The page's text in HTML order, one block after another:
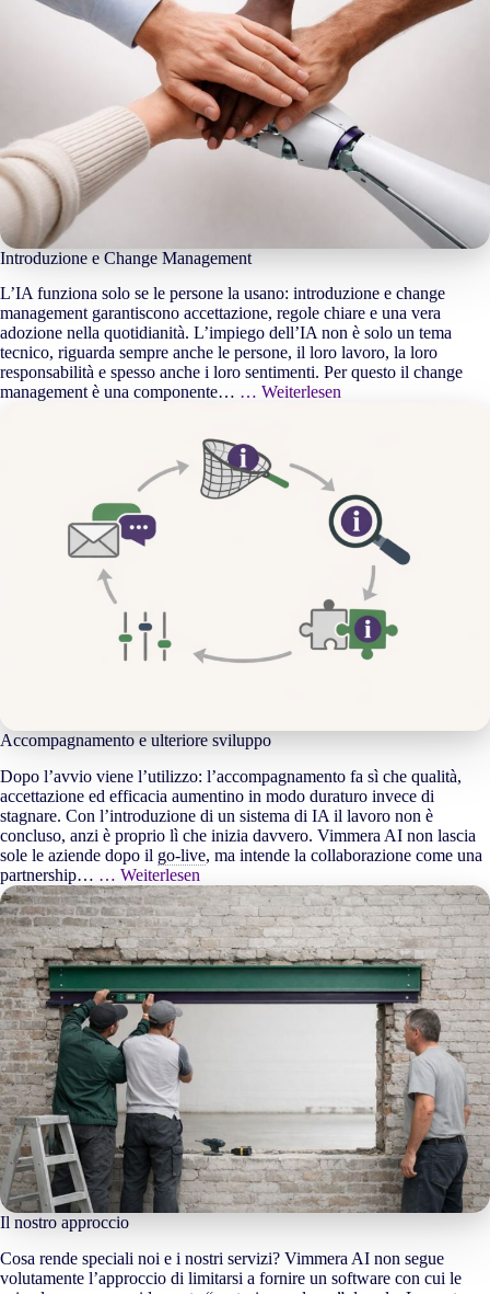
Introduzione e Change Management
L’IA funziona solo se le persone la usano: introduzione e change
management garantiscono accettazione, regole chiare e una vera
adozione nella quotidianità. L’impiego dell’IA non è solo un tema
tecnico, riguarda sempre anche le persone, il loro lavoro, la loro
responsabilità e spesso anche i loro sentimenti. Per questo il change
management è una componente… … Weiterlesen
Accompagnamento e ulteriore sviluppo
Dopo l’avvio viene l’utilizzo: l’accompagnamento fa sì che qualità,
accettazione ed efficacia aumentino in modo duraturo invece di
stagnare. Con l’introduzione di un sistema di IA il lavoro non è
concluso, anzi è proprio lì che inizia davvero. Vimmera AI non lascia
sole le aziende dopo il go-live, ma intende la collaborazione come una
partnership… … Weiterlesen
Il nostro approccio
Cosa rende speciali noi e i nostri servizi? Vimmera AI non segue
volutamente l’approccio di limitarsi a fornire un software con cui le